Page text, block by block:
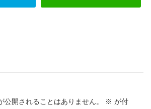
公開されることはありません。 ※ が付